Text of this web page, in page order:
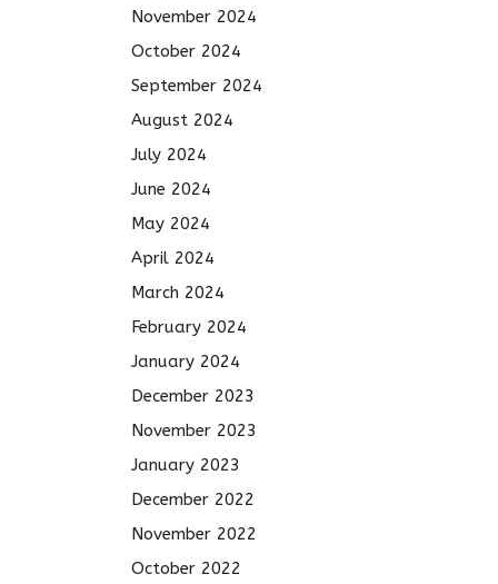
November 2024
October 2024
September 2024
August 2024
July 2024
June 2024
May 2024
April 2024
March 2024
February 2024
January 2024
December 2023
November 2023
January 2023
December 2022
November 2022
October 2022